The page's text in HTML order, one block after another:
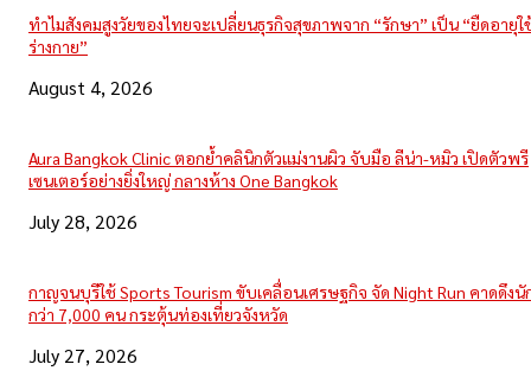
ทำไมสังคมสูงวัยของไทยจะเปลี่ยนธุรกิจสุขภาพจาก “รักษา” เป็น “ยืดอายุใ
ร่างกาย”
August 4, 2026
Aura Bangkok Clinic ตอกย้ำคลินิกตัวแม่งานผิว จับมือ ลีน่า-หมิว เปิดตัวพรี
เซนเตอร์อย่างยิ่งใหญ่ กลางห้าง One Bangkok
July 28, 2026
กาญจนบุรีใช้ Sports Tourism ขับเคลื่อนเศรษฐกิจ จัด Night Run คาดดึงนั
กว่า 7,000 คน กระตุ้นท่องเที่ยวจังหวัด
July 27, 2026